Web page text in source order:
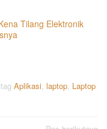
Tilang Elektronik
Aplikasi, laptop, Laptop